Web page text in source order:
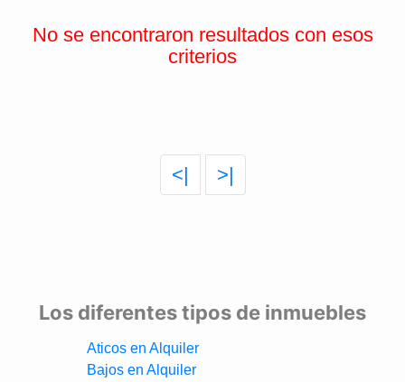
No se encontraron resultados con esos
criterios
<| >|
Los diferentes tipos de inmuebles
Aticos en Alquiler
Bajos en Alquiler